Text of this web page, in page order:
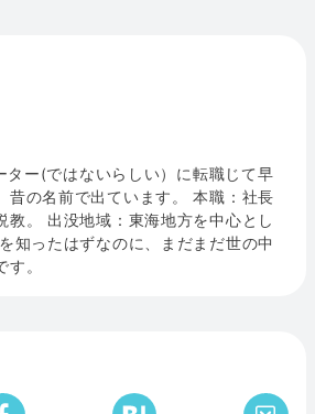
ター(ではないらしい）に転職じて早
昔の名前で出ています。 本職：社長
教。 出没地域：東海地方を中心とし
知ったはずなのに、まだまだ世の中
。